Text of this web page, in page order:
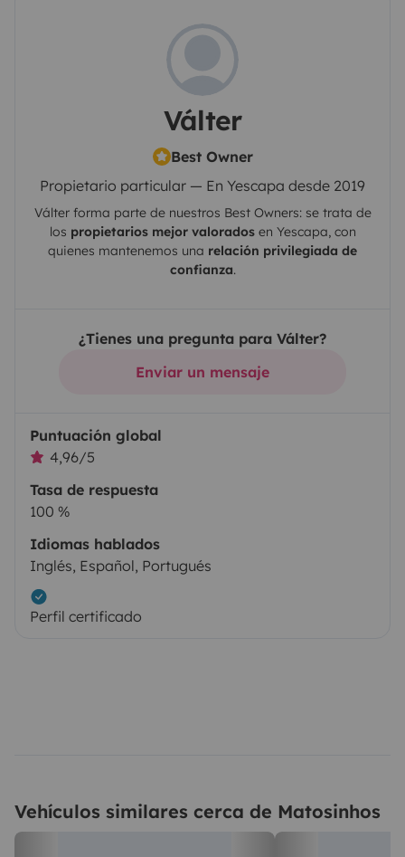
Válter
Best Owner
Propietario particular — En Yescapa desde 2019
Válterforma parte de nuestros Best Owners: se trata de
los propietarios mejor valoradosen Yescapa, con
quienes mantenemos una relación privilegiada de
confianza.
¿Tienes una pregunta para Válter?
Enviar un mensaje
Puntuación global
4,96/5
Tasa de respuesta
100 %
Idiomas hablados
Inglés, Español, Portugués
Perfil certificado
Vehículos similares cerca de Matosinhos